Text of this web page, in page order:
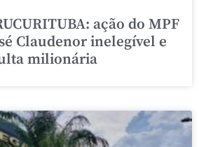
ação do MPF
Claudenor inelegível e
milionária